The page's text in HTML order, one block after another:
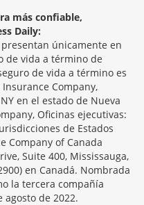
más confiable,
Daily:
únicamente en
de vida a término de
de vida a término es
Company,
en el estado de Nueva
Oficinas ejecutivas:
de Estados
Company of Canada
Suite 400, Mississauga,
en Canadá. Nombrada
la tercera compañía
de 2022.